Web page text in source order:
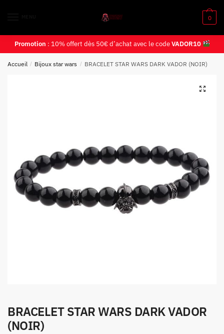
0
Promotion : 10% offert dès 50€ d’achat avec le codeVADOR10
Accueil / Bijoux star wars / BRACELET STAR WARS DARK VADOR (NOIR)
BRACELET STAR WARS DARK VADOR
(NOIR)